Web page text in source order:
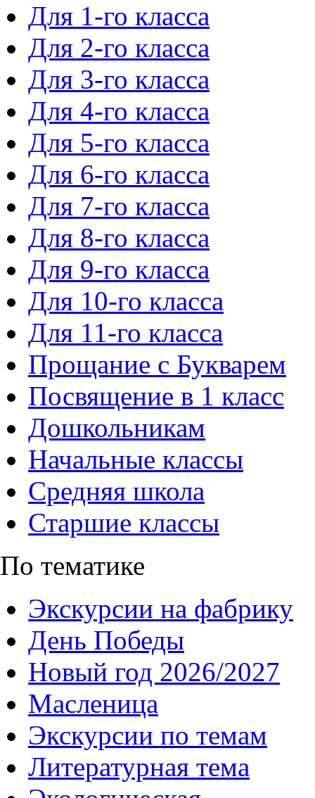
Для 1-го класса
Для 2-го класса
Для 3-го класса
Для 4-го класса
Для 5-го класса
Для 6-го класса
Для 7-го класса
Для 8-го класса
Для 9-го класса
Для 10-го класса
Для 11-го класса
Прощание с Букварем
Посвящение в 1 класс
Дошкольникам
Начальные классы
Средняя школа
Старшие классы
По тематике
Экскурсии на фабрику
День Победы
Новый год 2026/2027
Масленица
Экскурсии по темам
Литературная тема